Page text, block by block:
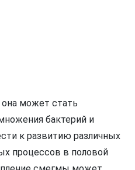
она может стать
бактерий и
к развитию различных
процессов в половой